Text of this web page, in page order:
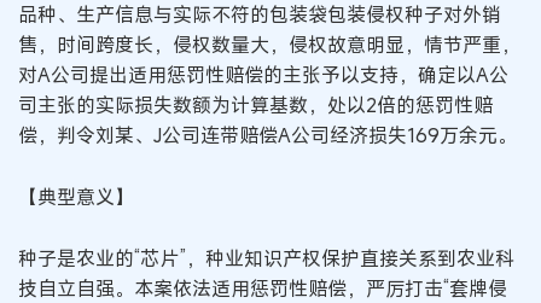
品种、生产信息与实际不符的包装袋包装侵权种子对外销
售，时间跨度长，侵权数量大，侵权故意明显，情节严重，
对A公司提出适用惩罚性赔偿的主张予以支持，确定以A公
司主张的实际损失数额为计算基数，处以2倍的惩罚性赔
偿，判令刘某、J公司连带赔偿A公司经济损失169万余元。
【典型意义】
种子是农业的“芯片”，种业知识产权保护直接关系到农业科
技自立自强。本案依法适用惩罚性赔偿，严厉打击“套牌侵